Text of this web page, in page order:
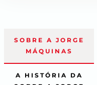
SOBRE A JORGE
MÁQUINAS
A HISTÓRIA DA